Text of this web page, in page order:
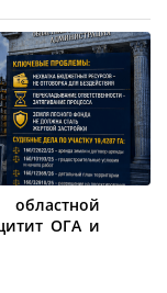
ОГА и